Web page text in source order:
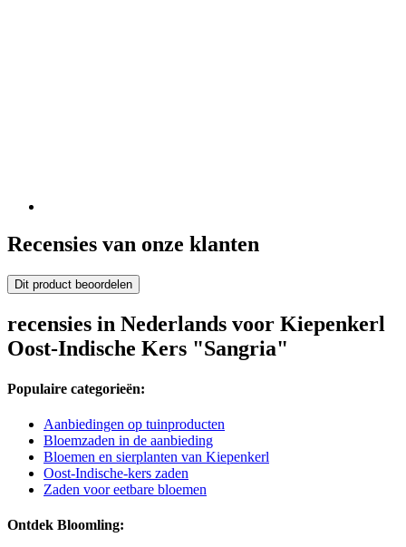
Recensies van onze klanten
Dit product beoordelen
recensies in Nederlands voor Kiepenkerl
Oost-Indische Kers "Sangria"
Populaire categorieën:
Aanbiedingen op tuinproducten
Bloemzaden in de aanbieding
Bloemen en sierplanten van Kiepenkerl
Oost-Indische-kers zaden
Zaden voor eetbare bloemen
Ontdek Bloomling: